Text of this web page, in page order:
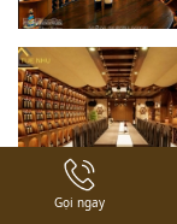
Gọi ngay